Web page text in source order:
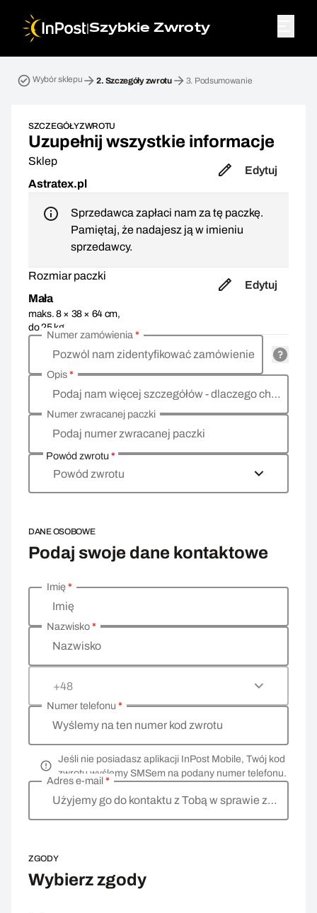
|Szybkie Zwroty
Wybór sklepu 2. Szczegóły zwrotu 3. Podsumowanie
SZCZEGÓŁY ZWROTU
Uzupełnij wszystkie informacje
Sklep
Astratex.pl
Edytuj
Sprzedawca zapłaci nam za tę paczkę.
Pamiętaj, że nadajesz ją w imieniu
sprzedawcy.
Rozmiar paczki
Mała
maks. 8 × 38 × 64 cm,
do 25 kg
Edytuj
Pozwól nam zidentyfikować zamówienie
Numer zamówienia*
Podaj nam więcej szczegółów - dlaczego chcesz zwrócić towar, co jest powodem?
Opis*
Podaj numer zwracanej paczki
Numer zwracanej paczki
Powód zwrotu*
Powód zwrotu
DANE OSOBOWE
Podaj swoje dane kontaktowe
Wprowadź swoje dane osobowe
Imię
Imię*
Nazwisko
Nazwisko*
+48
Wyślemy na ten numer kod zwrotu
Numer telefonu *
Jeśli nie posiadasz aplikacji InPost Mobile, Twój kod
zwrotu wyślemy SMSem na podany numer telefonu.
Użyjemy go do kontaktu z Tobą w sprawie zwrotu
Adres e-mail *
ZGODY
Wybierz zgody